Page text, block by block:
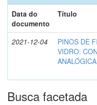
Data do
documento
Título
2021-12-04
PINOS DE
VIDRO:
Busca facetada